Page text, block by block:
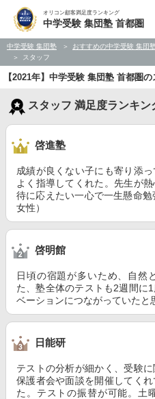
オリコン顧客満足度ランキング
中学受験 集団塾 首都圏
中学受験 集団塾 おすすめの中学受験 集団
スタッフ
【2021年】中学受験 集団塾 首都圏
スタッフ 満足度ランキン
啓進塾
成績が良くない子にも寄り添
よく指導してくれた。先生が
待に応えたい一心で一生懸命
女性）
啓明館
日頃の宿題が多いため、自然
た、塾全体のテストも2週間に
ベーションにつながっていたと
日能研
テストの分析が細かく、受験
保護者会や面談を開催してく
た。テストの振替が可能。土